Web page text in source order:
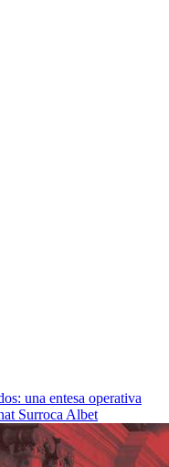
una entesa operativa
Surroca Albet